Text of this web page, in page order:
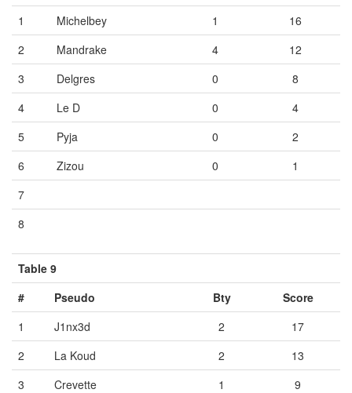
1
Michelbey 1
16
2
Mandrake 4
12
3
Delgres 0
8
4
Le D 0
4
5
Pyja 0
2
6
Zizou 0
1
7
8
Table 9
#
Pseudo Bty
Score
1
J1nx3d 2
17
2
La Koud 2
13
3
Crevette 1
9